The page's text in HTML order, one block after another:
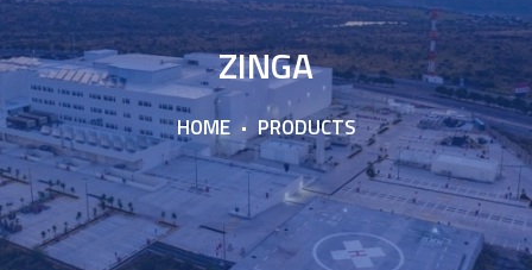
ZINGA
HOME PRODUCTS